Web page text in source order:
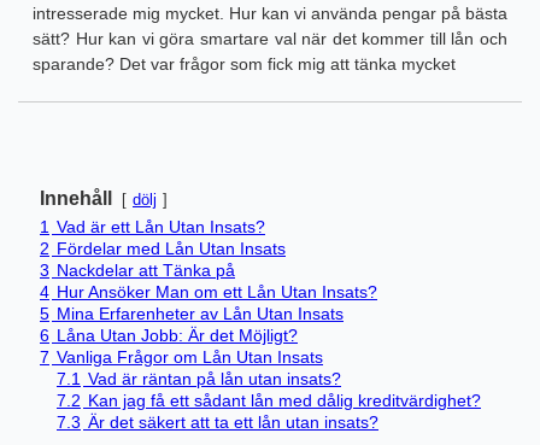
intresserade mig mycket. Hur kan vi använda pengar på bästa
sätt? Hur kan vi göra smartare val när det kommer till lån och
sparande? Det var frågor som fick mig att tänka mycket
Innehåll dölj
1 Vad är ett Lån Utan Insats?
2 Fördelar med Lån Utan Insats
3 Nackdelar att Tänka på
4 Hur Ansöker Man om ett Lån Utan Insats?
5 Mina Erfarenheter av Lån Utan Insats
6 Låna Utan Jobb: Är det Möjligt?
7 Vanliga Frågor om Lån Utan Insats
7.1 Vad är räntan på lån utan insats?
7.2 Kan jag få ett sådant lån med dålig kreditvärdighet?
7.3 Är det säkert att ta ett lån utan insats?